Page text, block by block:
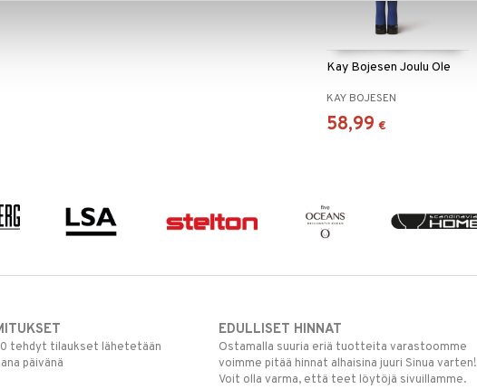
Kay Bojesen Joulu Ole
KAY BOJESEN
58,99 €
tehdyt tilaukset lähetetään
päivänä
EDULLISET HINNAT
Ostamalla suuria eriä tuotteita varastoomme
voimme pitää hinnat alhaisina juuri Sinua varten!
Voit olla varma, että teet löytöjä sivuillamme.